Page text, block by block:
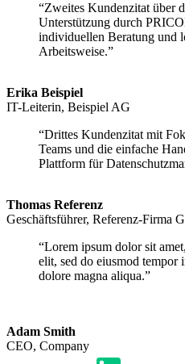
“Zweites Kundenzitat über
Unterstützung durch
individuellen Beratung und
Arbeitsweise.”
Erika Beispiel
IT-Leiterin, Beispiel AG
“Drittes Kundenzitat mit
Teams und die einfache
Plattform für
Thomas Referenz
Geschäftsführer, Referenz-Firma
“Lorem ipsum dolor sit
elit, sed do eiusmod tempor
dolore magna aliqua.”
Adam Smith
CEO, Company